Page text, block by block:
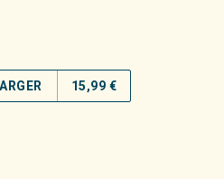
15,99 €